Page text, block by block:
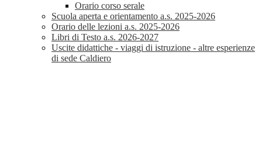
Orario corso serale
Scuola aperta e orientamento a.s. 2025-2026
Orario delle lezioni a.s. 2025-2026
Libri di Testo a.s. 2026-2027
Uscite didattiche - viaggi di istruzione - altre esperienze
di sede Caldiero